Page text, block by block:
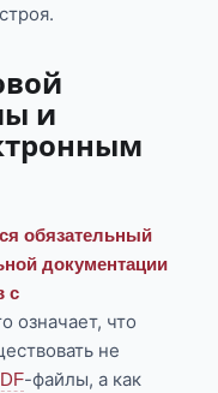
и
обязательный
документации
с
означает, что
не
-файлы, а как